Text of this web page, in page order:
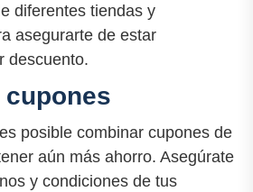
diferentes tiendas y
asegurarte de estar
descuento.
cupones
posible combinar cupones de
aún más ahorro. Asegúrate
y condiciones de tus